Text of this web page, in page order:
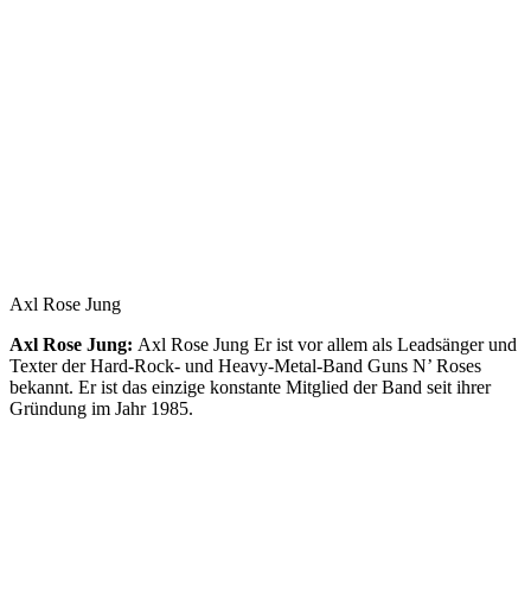
Axl Rose Jung
Axl Rose Jung: Axl Rose Jung Er ist vor allem als Leadsänger und
Texter der Hard-Rock- und Heavy-Metal-Band Guns N’ Roses
bekannt. Er ist das einzige konstante Mitglied der Band seit ihrer
Gründung im Jahr 1985.